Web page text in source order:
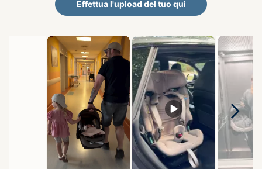
Effettua l'upload del tuo qui
Carosello multimediale
Carosello con le foto dei prodotti. Usa i pulsanti previous